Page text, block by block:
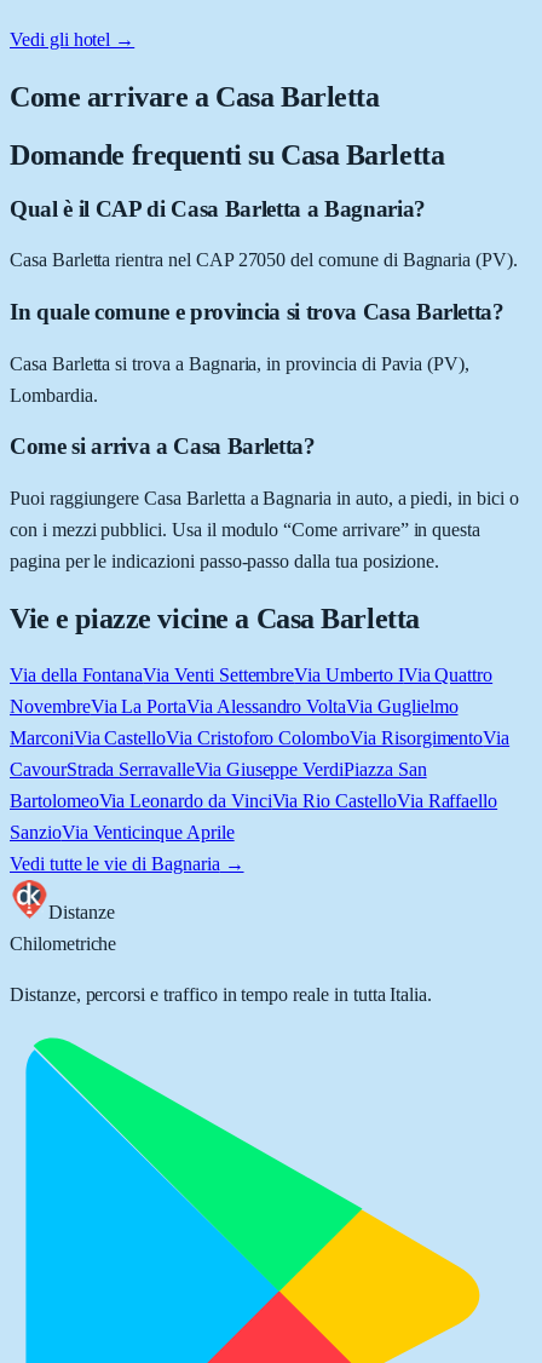
Vedi gli hotel →
Come arrivare a Casa Barletta
Domande frequenti su Casa Barletta
Qual è il CAP di Casa Barletta a Bagnaria?
Casa Barletta rientra nel CAP 27050 del comune di Bagnaria (PV).
In quale comune e provincia si trova Casa Barletta?
Casa Barletta si trova a Bagnaria, in provincia di Pavia (PV),
Lombardia.
Come si arriva a Casa Barletta?
Puoi raggiungere Casa Barletta a Bagnaria in auto, a piedi, in bici o
con i mezzi pubblici. Usa il modulo “Come arrivare” in questa
pagina per le indicazioni passo-passo dalla tua posizione.
Vie e piazze vicine a Casa Barletta
Via della FontanaVia Venti SettembreVia Umberto IVia Quattro
NovembreVia La PortaVia Alessandro VoltaVia Guglielmo
MarconiVia CastelloVia Cristoforo ColomboVia RisorgimentoVia
CavourStrada SerravalleVia Giuseppe VerdiPiazza San
BartolomeoVia Leonardo da VinciVia Rio CastelloVia Raffaello
SanzioVia Venticinque Aprile
Vedi tutte le vie di Bagnaria →
Distanze
Chilometriche
Distanze, percorsi e traffico in tempo reale in tutta Italia.